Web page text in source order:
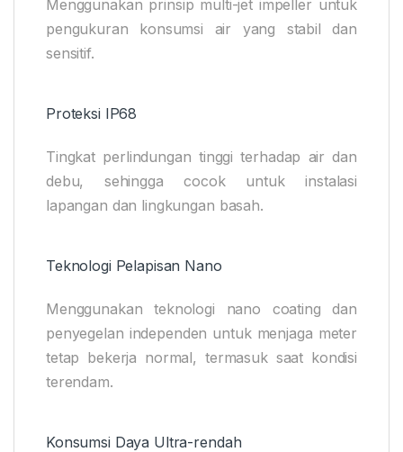
Menggunakan prinsip multi-jet impeller untuk
pengukuran konsumsi air yang stabil dan
sensitif.
Proteksi IP68
Tingkat perlindungan tinggi terhadap air dan
debu, sehingga cocok untuk instalasi
lapangan dan lingkungan basah.
Teknologi Pelapisan Nano
Menggunakan teknologi nano coating dan
penyegelan independen untuk menjaga meter
tetap bekerja normal, termasuk saat kondisi
terendam.
Konsumsi Daya Ultra-rendah